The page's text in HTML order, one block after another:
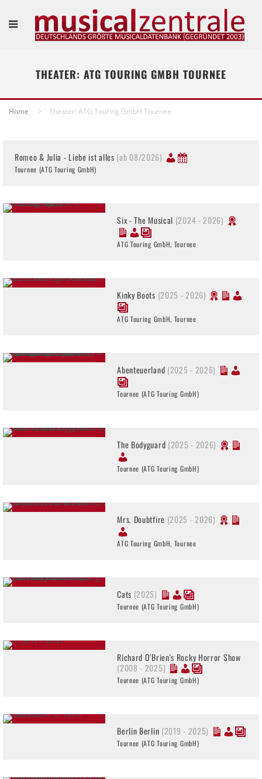
THEATER: ATG TOURING GMBH TOURNEE
Home Theater: ATG Touring GmbH Tournee
Romeo & Julia - Liebe ist alles (ab 08/2026)
Tournee (ATG Touring GmbH)
Six - The Musical (2024 - 2026)
ATG Touring GmbH, Tournee
Kinky Boots (2025 - 2026)
ATG Touring GmbH, Tournee
Abenteuerland (2025 - 2026)
Tournee (ATG Touring GmbH)
The Bodyguard (2025 - 2026)
Tournee (ATG Touring GmbH)
Mrs. Doubtfire (2025 - 2026)
ATG Touring GmbH, Tournee
Cats (2025)
Tournee (ATG Touring GmbH)
Richard O'Brien's Rocky Horror Show
(2008 - 2025)
Tournee (ATG Touring GmbH)
Berlin Berlin (2019 - 2025)
Tournee (ATG Touring GmbH)